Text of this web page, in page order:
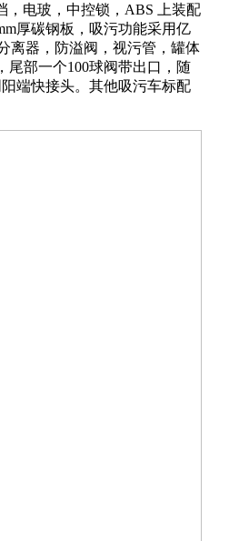
，电玻，中控锁，ABS 上装配
厚碳钢板，吸污功能采用亿
离器，防溢阀，视污管，罐体
尾部一个100球阀带出口，随
端快接头。其他吸污车标配